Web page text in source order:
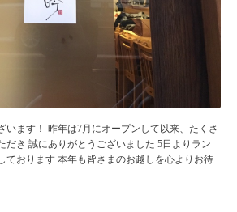
います！ 昨年は7月にオープンして以来、たくさ
だき 誠にありがとうございました 5日よりラン
ております 本年も皆さまのお越しを心よりお待